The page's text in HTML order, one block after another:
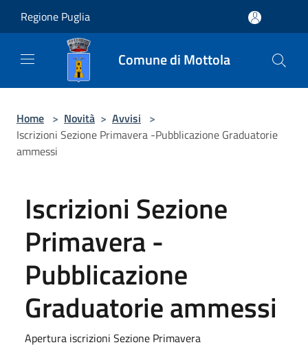
Regione Puglia
Comune di Mottola
Home > Novità > Avvisi >
Iscrizioni Sezione Primavera -Pubblicazione Graduatorie
ammessi
Iscrizioni Sezione
Primavera -
Pubblicazione
Graduatorie ammessi
Apertura iscrizioni Sezione Primavera